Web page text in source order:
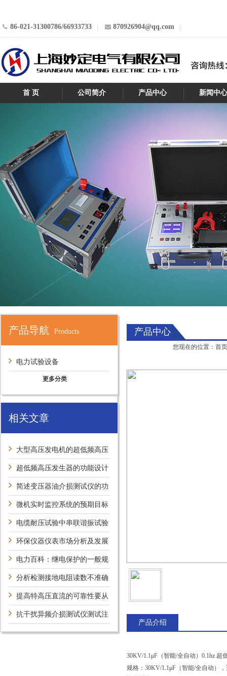
86-021-31300786/66933733 870926904@qq.com
首 页 公司简介 产品中心 新闻中
产品导航 Products
电力试验设备
更多分类
相关文章
大型高压发电机的超低频高压
发生器有什么试验方法？
超低频高压发生器的功能设计
特性有哪些？
简述变压器油介损测试仪的功
能键设置方法
微机实时监控系统的预期目标
电缆耐压试验中串联谐振试验
系统有什么特点？
环保仪器仪表市场分析及发展
趋势电力百科：继电保护的一般规
定 分析检测接地电阻读数不准确
状况提高特高压直流的可靠性要从
哪些方面考虑？
抗干扰异频介损测试仪测试注
意事项
产品中心
您现在的位置： 首页
产品介绍
30KV/1.1μF（智能/全自动）0.1hz 超
规格：30KV/1.1μF（智能/全自动）